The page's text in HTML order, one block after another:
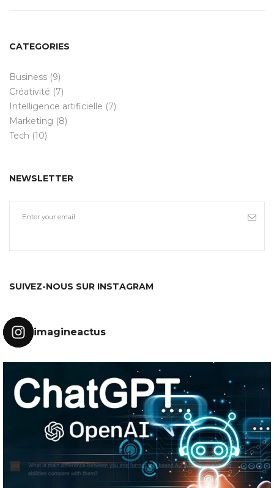
CATEGORIES
Business (9)
Créativité (7)
Intelligence artificielle (7)
Marketing (8)
Tech (10)
NEWSLETTER
SUIVEZ-NOUS SUR INSTAGRAM
imagineactus